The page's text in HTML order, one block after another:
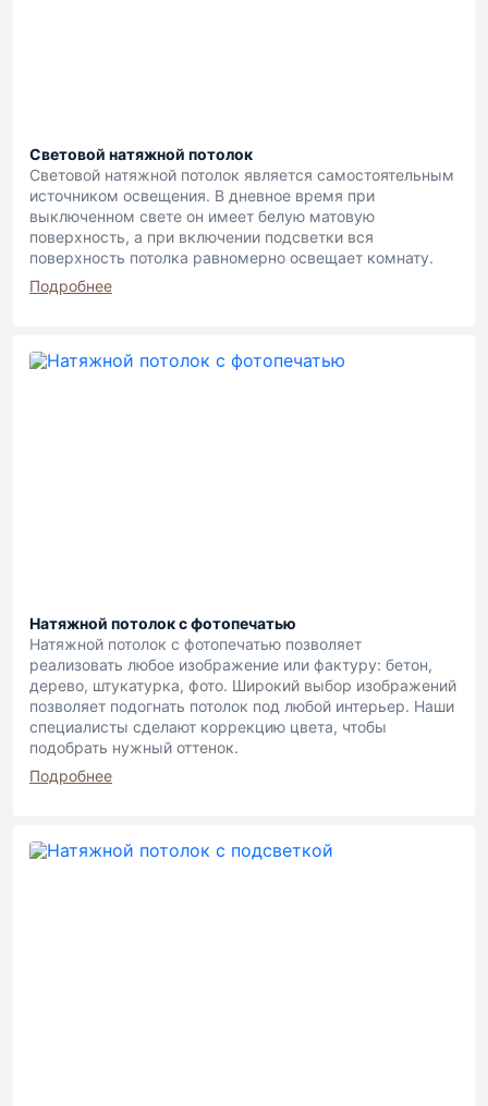
Световой натяжной потолок
Световой натяжной потолок является самостоятельным
источником освещения. В дневное время при
выключенном свете он имеет белую матовую
поверхность, а при включении подсветки вся
поверхность потолка равномерно освещает комнату.
Подробнее
Натяжной потолок с фотопечатью
Натяжной потолок с фотопечатью позволяет
реализовать любое изображение или фактуру: бетон,
дерево, штукатурка, фото. Широкий выбор изображений
позволяет подогнать потолок под любой интерьер. Наши
специалисты сделают коррекцию цвета, чтобы
подобрать нужный оттенок.
Подробнее